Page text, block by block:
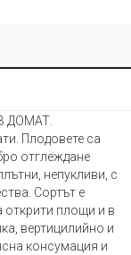
ДОМАТ.
Плодовете са
отглеждане
непукливи, с
Сортът е
открити площи и в
вертицилийно и
консумация и